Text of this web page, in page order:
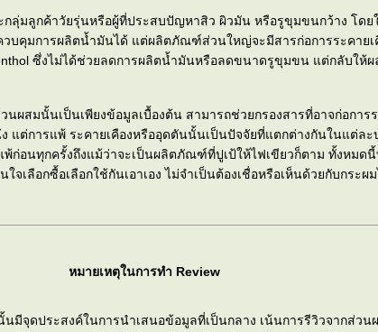
กลุ่มลูกค้าวัยรุ่นหรือผู้ที่ประสบปัญหาสิว ผิวมัน หรือรูขุมขนกว้าง โดย
บคุมการผลิตน้ำมันได้ แต่ผลิตภัณฑ์ส่วนใหญ่จะมีสารก่อการระคายเ
ซึ่งไม่ได้ช่วยลดการผลิตน้ำมันหรือลดขนาดรูขุมขน แต่กลับให้ผ
วนผสมนั้นเป็นเพียงข้อมูลเบื้องต้น สามารถช่วยกรองสารที่อาจก่อกา
แต่การแพ้ ระคายเคืองหรืออุดตันนั้นเป็นปัจจัยที่แตกต่างกันในแต่ล
พ้ก่อนทุกครั้งถึงแม้ว่าจะเป็นผลิตภัณฑ์ที่ปูเป้ให้ไฟเขียวก็ตาม ทั้งหมด
จเลือกซื้อเลือกใช้กันเอาเอง ไม่จำเป็นต้องเชื่อหรือเห็นด้วยกับกระผ
หมายเหตุในการทำ Review
นมีจุดประสงค์ในการนำเสนอข้อมูลที่เป็นกลาง เน้นการรีวิวจากส่ว